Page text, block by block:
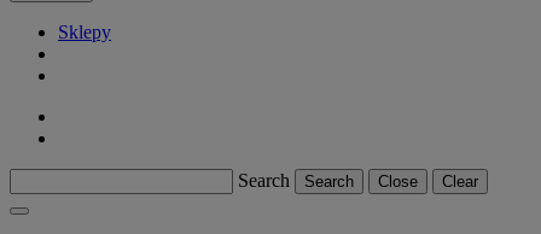
Sklepy
Search Search Close Clear